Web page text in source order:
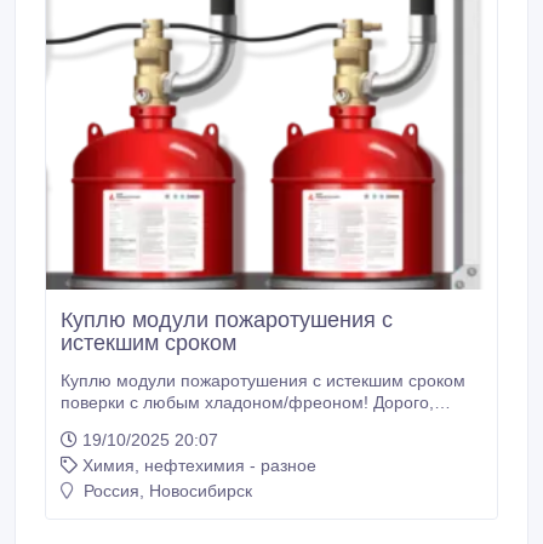
Куплю модули пожаротушения с
истекшим сроком
Куплю модули пожаротушения с истекшим сроком
поверки с любым хладоном/фреоном! Дорого,
пожаротушения: МПХ-ТОП, МПХ 40-100-38, МПХ
40-50-38, МГП 50-100П, МПТХ 40-50-38, МПХ 65-,
МПХ 55-, МПТХ 65-50-33, МПТХ 65-60-33, МПТХ
19/10/2025 20:07
Химия, нефтехимия - разное
Россия, Новосибирск